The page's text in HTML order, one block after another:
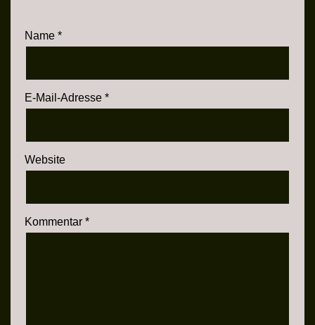
Name *
E-Mail-Adresse *
Website
Kommentar *